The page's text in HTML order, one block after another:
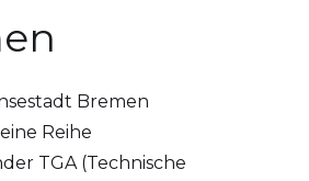
Bremen
Reihe
TGA (Technische